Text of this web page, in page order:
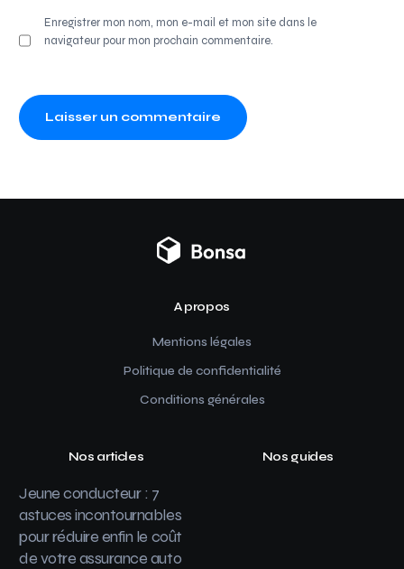
Enregistrer mon nom, mon e-mail et mon site dans le
navigateur pour mon prochain commentaire.
A propos
Mentions légales
Politique de confidentialité
Conditions générales
Nos articles
Jeune conducteur : 7
astuces incontournables
pour réduire enfin le coût
de votre assurance auto
Nos guides